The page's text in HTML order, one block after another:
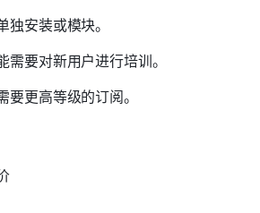
安装或模块。
需要对新用户进行培训。
要更高等级的订阅。